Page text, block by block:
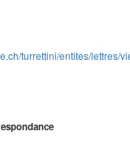
turrettini/entites/lettres/